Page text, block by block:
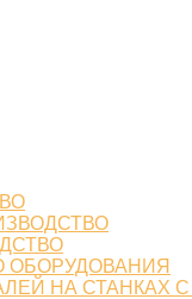
ОБОРУДОВАНИЯ
НА СТАНКАХ